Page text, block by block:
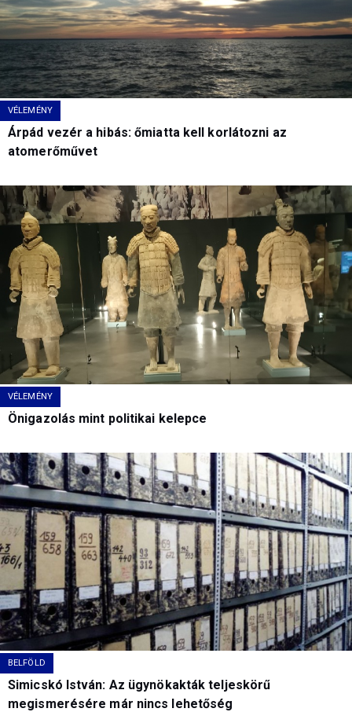
VÉLEMÉNY
Árpád vezér a hibás: őmiatta kell korlátozni az
atomerőművet
VÉLEMÉNY
Önigazolás mint politikai kelepce
BELFÖLD
Simicskó István: Az ügynökakták teljeskörű
megismerésére már nincs lehetőség